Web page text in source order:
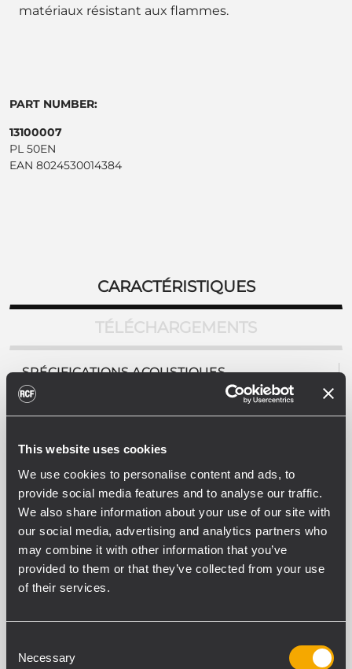
This website uses cookies
We use cookies to personalise content and ads, to
provide social media features and to analyse our traffic.
We also share information about your use of our site with
our social media, advertising and analytics partners who
may combine it with other information that you’ve
provided to them or that they’ve collected from your use
of their services.
Selection
Necessary
matériaux résistant aux flammes.
PART NUMBER:
13100007
PL 50EN
EAN 8024530014384
CARACTÉRISTIQUES
TÉLÉCHARGEMENTS
SPÉCIFICATIONS ACOUSTIQUES
Réponse en fréquence (-10 dB)
130 Hz - 15000 Hz
100 dB
SPL max. @ 4m
88 dB
Angle de couverture
160°
Sensibilité du système:
92 dB
Sensibilité du système 1 W @ 4 m:
SECTION ALIMENTATION